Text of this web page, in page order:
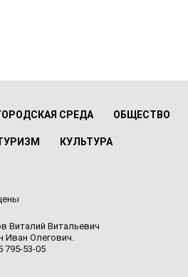
СРЕДА ОБЩЕСТВО
КУЛЬТУРА
Виталий Витальевич
Олегович.
795-53-05